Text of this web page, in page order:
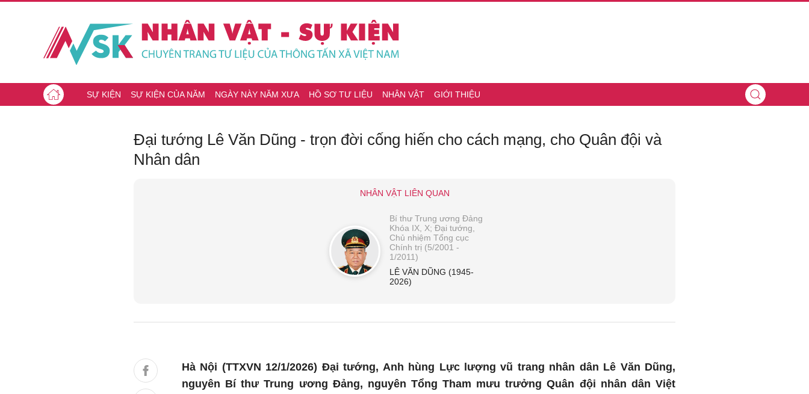
SỰ KIỆN SỰ KIỆN CỦA NĂM NGÀY NÀY NĂM XƯA HỒ SƠ TƯ LIỆU NHÂN VẬT GIỚI THIỆU
Đại tướng Lê Văn Dũng - trọn đời cống hiến cho cách mạng, cho Quân đội và
Nhân dân
NHÂN VẬT LIÊN QUAN
Bí thư Trung ương Đảng
Khóa IX, X; Đại tướng,
Chủ nhiệm Tổng cục
Chính trị (5/2001 -
1/2011)
LÊ VĂN DŨNG (1945-
2026)
Hà Nội (TTXVN 12/1/2026) Đại tướng, Anh hùng Lực lượng vũ trang nhân dân Lê Văn Dũng,
nguyên Bí thư Trung ương Đảng, nguyên Tổng Tham mưu trưởng Quân đội nhân dân Việt